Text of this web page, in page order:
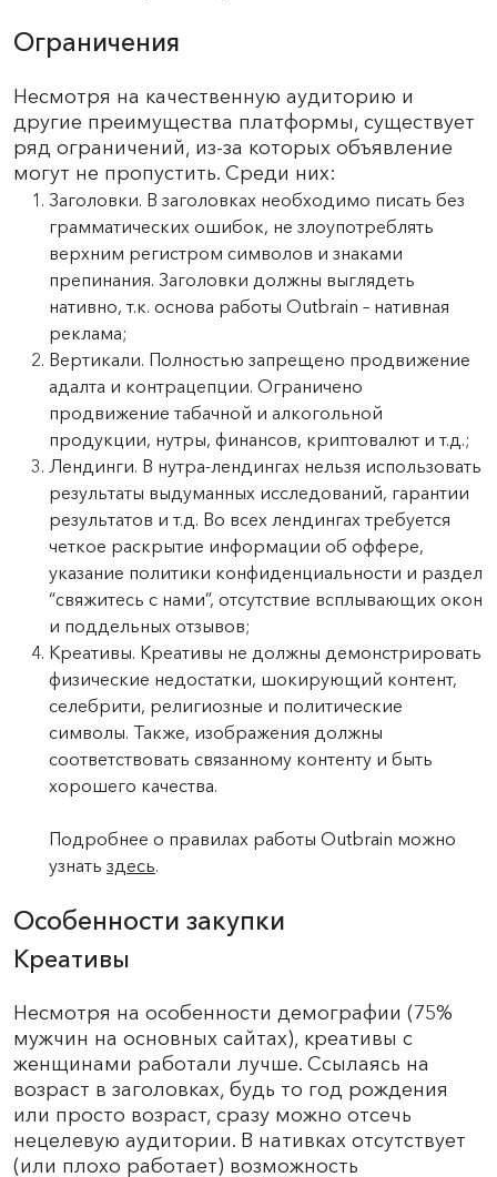
Ограничения
Несмотря на качественную аудиторию и
другие преимущества платформы, существует
ряд ограничений, из-за которых объявление
могут не пропустить. Среди них:
Заголовки. В заголовках необходимо писать без
грамматических ошибок, не злоупотреблять
верхним регистром символов и знаками
препинания. Заголовки должны выглядеть
нативно, т.к. основа работы Outbrain – нативная
реклама;
Вертикали. Полностью запрещено продвижение
адалта и контрацепции. Ограничено
продвижение табачной и алкогольной
продукции, нутры, финансов, криптовалют и т.д.;
Лендинги. В нутра-лендингах нельзя использовать
результаты выдуманных исследований, гарантии
результатов и т.д. Во всех лендингах требуется
четкое раскрытие информации об оффере,
указание политики конфиденциальности и раздел
“свяжитесь с нами”, отсутствие всплывающих окон
и поддельных отзывов;
Креативы. Креативы не должны демонстрировать
физические недостатки, шокирующий контент,
селебрити, религиозные и политические
символы. Также, изображения должны
соответствовать связанному контенту и быть
хорошего качества.
Подробнее о правилах работы Outbrain можно
узнать здесь.
Особенности закупки
Креативы
Несмотря на особенности демографии (75%
мужчин на основных сайтах), креативы с
женщинами работали лучше. Ссылаясь на
возраст в заголовках, будь то год рождения
или просто возраст, сразу можно отсечь
нецелевую аудитории. В нативках отсутствует
(или плохо работает) возможность